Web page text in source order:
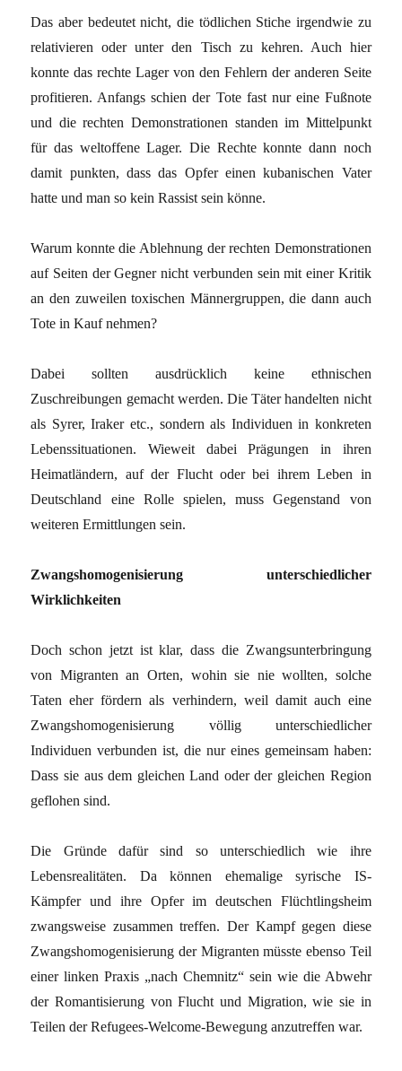
Das aber bedeutet nicht, die tödlichen Stiche irgendwie zu
relativieren oder unter den Tisch zu kehren. Auch hier
konnte das rechte Lager von den Fehlern der anderen Seite
profitieren. Anfangs schien der Tote fast nur eine Fußnote
und die rechten Demonstrationen standen im Mittelpunkt
für das weltoffene Lager. Die Rechte konnte dann noch
damit punkten, dass das Opfer einen kubanischen Vater
hatte und man so kein Rassist sein könne.
Warum konnte die Ablehnung der rechten Demonstrationen
auf Seiten der Gegner nicht verbunden sein mit einer Kritik
an den zuweilen toxischen Männergruppen, die dann auch
Tote in Kauf nehmen?
Dabei sollten ausdrücklich keine ethnischen
Zuschreibungen gemacht werden. Die Täter handelten nicht
als Syrer, Iraker etc., sondern als Individuen in konkreten
Lebenssituationen. Wieweit dabei Prägungen in ihren
Heimatländern, auf der Flucht oder bei ihrem Leben in
Deutschland eine Rolle spielen, muss Gegenstand von
weiteren Ermittlungen sein.
Zwangshomogenisierung unterschiedlicher
Wirklichkeiten
Doch schon jetzt ist klar, dass die Zwangsunterbringung
von Migranten an Orten, wohin sie nie wollten, solche
Taten eher fördern als verhindern, weil damit auch eine
Zwangshomogenisierung völlig unterschiedlicher
Individuen verbunden ist, die nur eines gemeinsam haben:
Dass sie aus dem gleichen Land oder der gleichen Region
geflohen sind.
Die Gründe dafür sind so unterschiedlich wie ihre
Lebensrealitäten. Da können ehemalige syrische IS-
Kämpfer und ihre Opfer im deutschen Flüchtlingsheim
zwangsweise zusammen treffen. Der Kampf gegen diese
Zwangshomogenisierung der Migranten müsste ebenso Teil
einer linken Praxis „nach Chemnitz“ sein wie die Abwehr
der Romantisierung von Flucht und Migration, wie sie in
Teilen der Refugees-Welcome-Bewegung anzutreffen war.